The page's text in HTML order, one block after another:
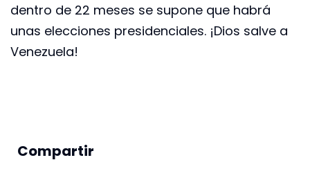
dentro de 22 meses se supone que habrá
unas elecciones presidenciales. ¡Dios salve a
Venezuela!
Compartir